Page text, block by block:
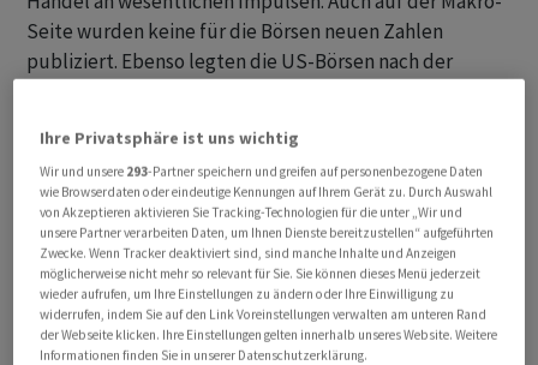
Seite wurden keine für die Börsen neuen Zahlen
publiziert. Ebenso legten die US-Börsen nach der
des neuen deutschen Bundeskanzlers Friedrich Merz. Er
wolle vorsichtig vorgehen und der schwächelnden
deutschen Wirtschaft mit Steuererleichterungen,
Infrastruktur-Investitionen wie auch weniger
Bürokratie unter die Arme greifen, sagte Merz.
Gleichzeitig hatte er alle Menschen in Deutschland zu
einer gemeinsamen Kraftanstrengung aufgefordert.
Ihre Privatsphäre ist uns wichtig
Wir und unsere 293-Partner speichern und greifen auf personenbezogene Daten
wie Browserdaten oder eindeutige Kennungen auf Ihrem Gerät zu. Durch Auswahl
von Akzeptieren aktivieren Sie Tracking-Technologien für die unter „Wir und
unsere Partner verarbeiten Daten, um Ihnen Dienste bereitzustellen“ aufgeführten
Zwecke. Wenn Tracker deaktiviert sind, sind manche Inhalte und Anzeigen
möglicherweise nicht mehr so relevant für Sie. Sie können dieses Menü jederzeit
wieder aufrufen, um Ihre Einstellungen zu ändern oder Ihre Einwilligung zu
widerrufen, indem Sie auf den Link Voreinstellungen verwalten am unteren Rand
der Webseite klicken. Ihre Einstellungen gelten innerhalb unseres Website. Weitere
Informationen finden Sie in unserer Datenschutzerklärung.